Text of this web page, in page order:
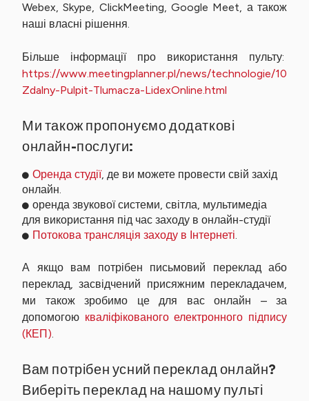
Webex, Skype, ClickMeeting, Google Meet, а також
наші власні рішення.
Більше інформації про використання пульту:
https://www.meetingplanner.pl/news/technologie/
Zdalny-Pulpit-Tlumacza-LidexOnline.html
Ми також пропонуємо додаткові
онлайн-послуги:
Оренда студії, де ви можете провести свій захід
онлайн.
оренда звукової системи, світла, мультимедіа
для використання під час заходу в онлайн-студії
Потокова трансляція заходу в Інтернеті.
А якщо вам потрібен письмовий переклад або
переклад, засвідчений присяжним перекладачем,
ми також зробимо це для вас онлайн – за
допомогою кваліфікованого електронного підпису
(КЕП).
Вам потрібен усний переклад онлайн?
Виберіть переклад на нашому пульті